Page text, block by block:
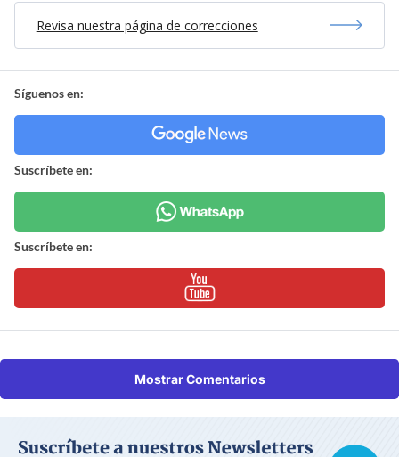
Revisa nuestra página de correcciones
Síguenos en:
Suscríbete en:
Suscríbete en:
Mostrar Comentarios